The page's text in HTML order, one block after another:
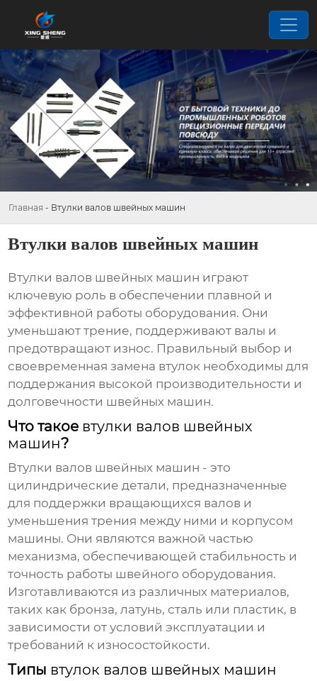
Главная - Втулки валов швейных машин
Втулки валов швейных машин
Втулки валов швейных машин играют
ключевую роль в обеспечении плавной и
эффективной работы оборудования. Они
уменьшают трение, поддерживают валы и
предотвращают износ. Правильный выбор и
своевременная замена втулок необходимы для
поддержания высокой производительности и
долговечности швейных машин.
Что такое втулки валов швейных
машин?
Втулки валов швейных машин - это
цилиндрические детали, предназначенные
для поддержки вращающихся валов и
уменьшения трения между ними и корпусом
машины. Они являются важной частью
механизма, обеспечивающей стабильность и
точность работы швейного оборудования.
Изготавливаются из различных материалов,
таких как бронза, латунь, сталь или пластик, в
зависимости от условий эксплуатации и
требований к износостойкости.
Типы втулок валов швейных машин